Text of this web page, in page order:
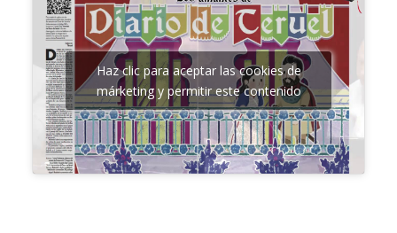
Haz clic para aceptar las cookies de
márketing y permitir este contenido